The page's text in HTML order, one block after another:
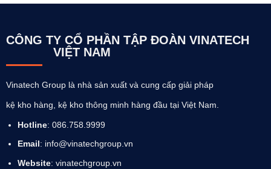
CÔNG TY CỔ PHẦN TẬP ĐOÀN VINATECH
VIỆT NAM
Vinatech Group là nhà sản xuất và cung cấp giải pháp
kệ kho hàng, kệ kho thông minh hàng đầu tại Việt Nam.
Hotline: 086.758.9999
Email: info@vinatechgroup.vn
Website: vinatechgroup.vn